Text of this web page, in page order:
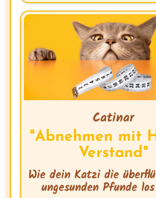
Catinar
"Abnehmen mit
Verstand"
Wie dein Katzi die
ungesunden Pfunde